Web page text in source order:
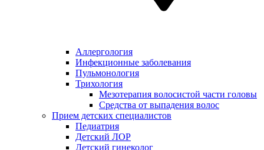
Аллергология
Инфекционные заболевания
Пульмонология
Трихология
Мезотерапия волосистой части головы
Средства от выпадения волос
Прием детских специалистов
Педиатрия
Детский ЛОР
Детский гинеколог